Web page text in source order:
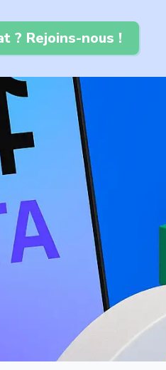
? Rejoins-nous !